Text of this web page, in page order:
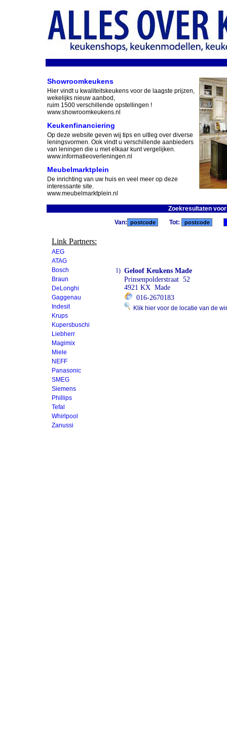
Showroomkeukens
Hier vindt u kwaliteitskeukens voor de laagste prijzen,
wekelijks nieuw aanbod,
ruim 1500 verschillende opstellingen !
www.showroomkeukens.nl
Keukenfinanciering
Op deze website geven wij tips en uitleg over diverse
leningsvormen. Ook vindt u verschillende aanbieders
van leningen die u met elkaar kunt vergelijken.
www.informatieoverleningen.nl
Meubelmarktplein
De inrichting van uw huis en veel meer op deze
interessante site.
www.meubelmarktplein.nl
Zoekresultaten
Link Partners:
AEG
ATAG
Bosch
Braun
DeLonghi
Gaggenau
Indesit
Krups
Kupersbuschi
Liebherr
Magimix
Miele
NEFF
Panasonic
SMEG
Siemens
Phillips
Tefal
Whirlpool
Zanussi
Van: Tot:
1) Geloof Keukens Made
Prinsenpolderstraat 52
4921 KX Made
016-2670183
Klik hier voor de locatie van de